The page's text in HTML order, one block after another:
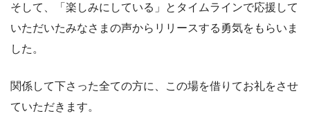
そして、「楽しみにしている」とタイムラインで応援して
いただいたみなさまの声からリリースする勇気をもらいま
した。
関係して下さった全ての方に、この場を借りてお礼をさせ
ていただきます。